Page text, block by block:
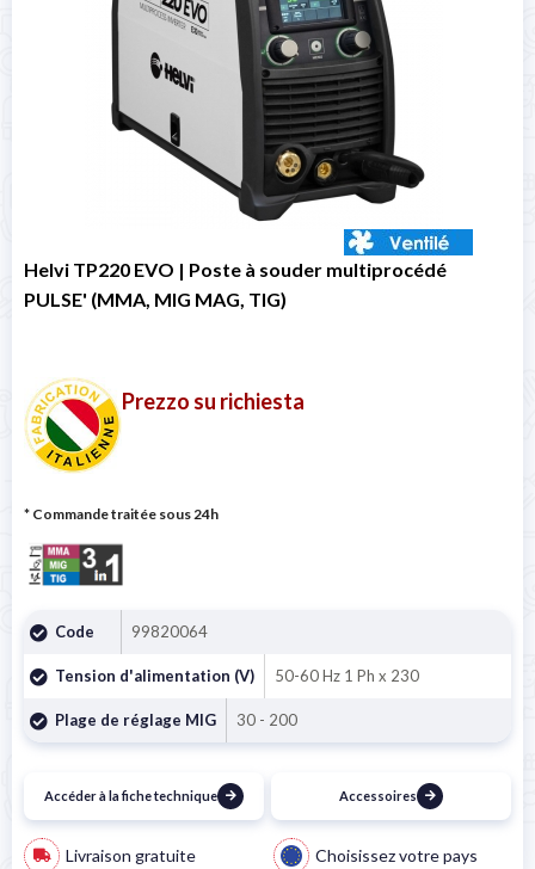
Helvi TP220 EVO | Poste à souder multiprocédé
PULSE' (MMA, MIG MAG, TIG)
Prezzo su richiesta
* Commande traitée sous 24h
Code 99820064
Tension d'alimentation (V) 50-60 Hz 1 Ph x 230
Plage de réglage MIG 30 - 200
Accéder à la fiche technique Accessoires
Livraison gratuite Choisissez votre pays